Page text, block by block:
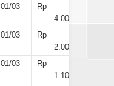
01/03
Rp
4.000
01/03
Rp
2.000
01/03
Rp
1.100